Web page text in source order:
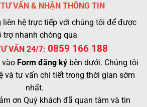
VẤN & NHẬN THÔNG TIN
liên hệ trực tiếp với chúng tôi để được
trợ nhanh chóng qua
VẤN 24/7: 0859 166 188
vào Form đăng kýbên dưới. Chúng tôi
và tư vấn chi tiết trong thời gian sớm
nhất.
ơn Quý khách đã quan tâm và tin